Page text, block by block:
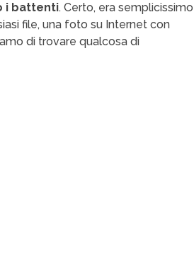
i battenti. Certo, era semplicissimo
file, una foto su Internet con
di trovare qualcosa di